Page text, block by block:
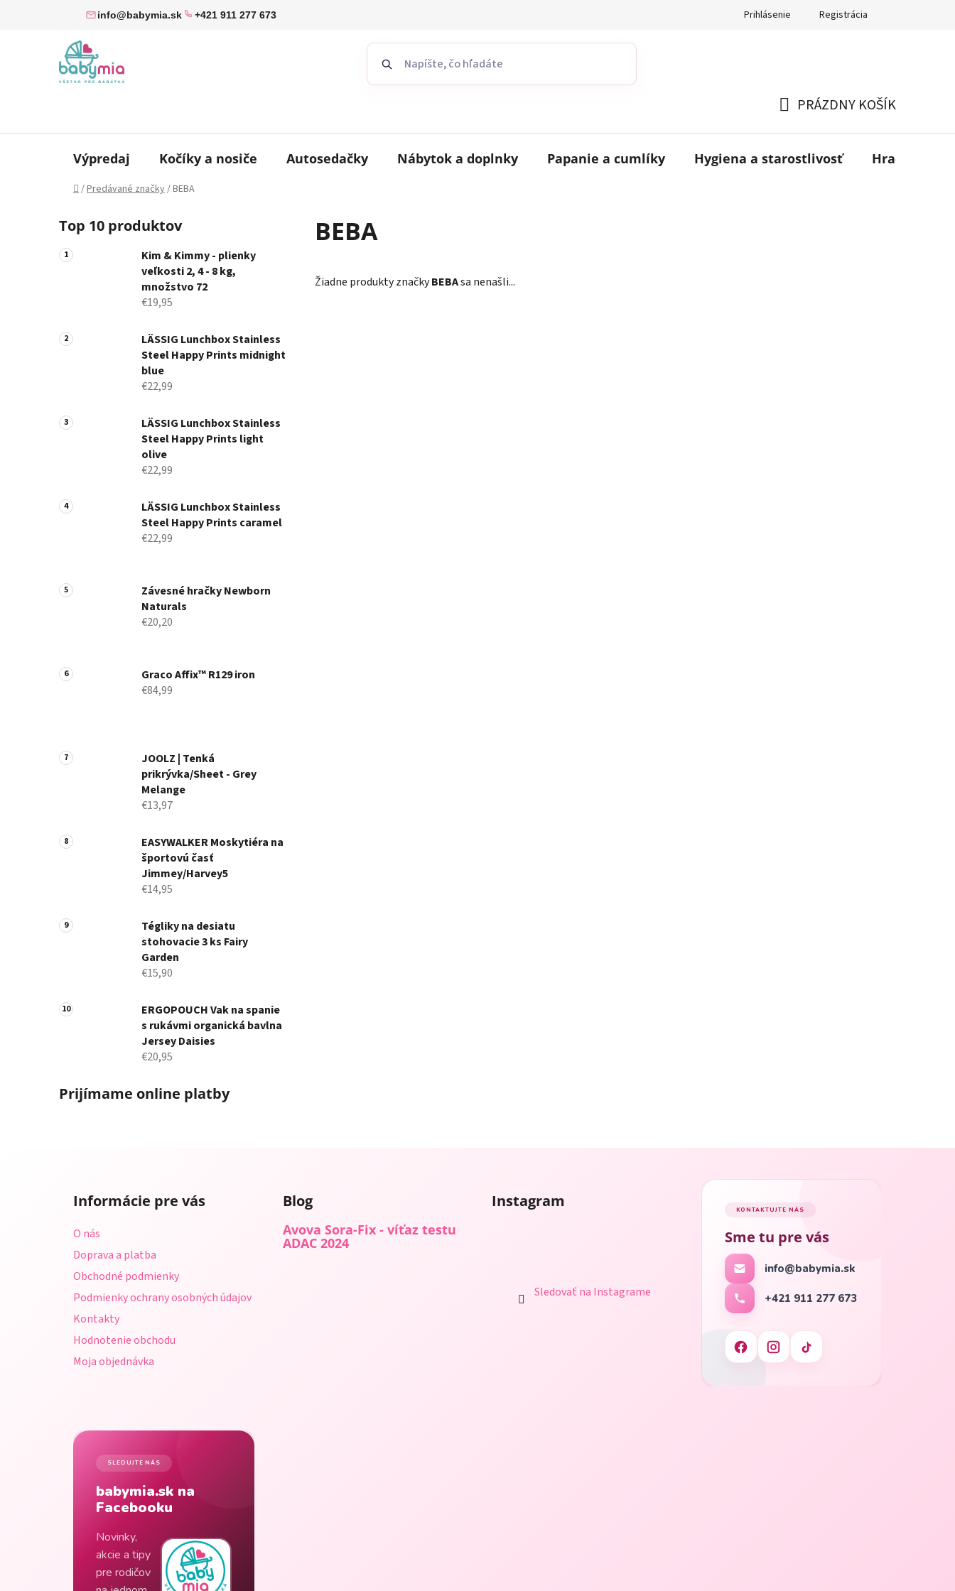
info@babymia.sk +421 911 277 673 Prihlásenie Registrácia
KOŠÍK
PRÁZDNY KOŠÍK
Výpredaj Kočíky a nosiče Autosedačky Nábytok a doplnky Papanie a cumlíky Hygiena a starostlivosť Hračky
Domov
/Predávané značky/BEBA
o
č
n
n
Top 10 produktov
Kim & Kimmy - plienky
veľkosti 2, 4 - 8 kg,
množstvo 72
€19,95
LÄSSIG Lunchbox Stainless
Steel Happy Prints midnight
blue
€22,99
LÄSSIG Lunchbox Stainless
Steel Happy Prints light
olive
€22,99
LÄSSIG Lunchbox Stainless
Steel Happy Prints caramel
€22,99
Závesné hračky Newborn
Naturals
€20,20
Graco Affix™ R129 iron
€84,99
JOOLZ | Tenká
prikrývka/Sheet - Grey
Melange
€13,97
EASYWALKER Moskytiéra na
športovú časť
Jimmey/Harvey5
€14,95
Tégliky na desiatu
stohovacie 3 ks Fairy
Garden
€15,90
ERGOPOUCH Vak na spanie
s rukávmi organická bavlna
Jersey Daisies
€20,95
Prijímame online platby
BEBA
Žiadne produkty značkyBEBAsa nenašli...
Informácie pre vás
O nás
Doprava a platba
Obchodné podmienky
Podmienky ochrany osobných údajov
Kontakty
Hodnotenie obchodu
Moja objednávka
Blog
Avova Sora-Fix - víťaz testu
ADAC 2024
Instagram
Sledovať na Instagrame
KONTAKTUJTE NÁS
Sme tu pre vás
info@babymia.sk
+421 911 277 673
SLEDUJTE NÁS
babymia.sk na
Facebooku
Novinky,
akcie a tipy
pre rodičov